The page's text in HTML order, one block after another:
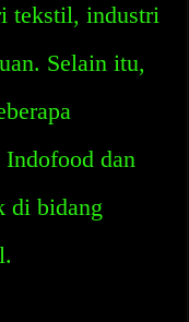
tekstil, industri
Selain itu,
Indofood dan
di bidang